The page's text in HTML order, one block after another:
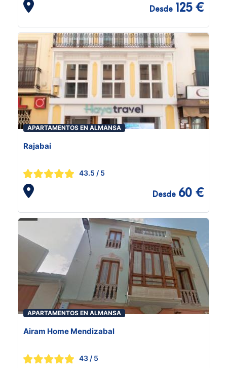
Desde 125 €
APARTAMENTOS EN ALMANSA
Rajabai
43.5 / 5
Desde 60 €
APARTAMENTOS EN ALMANSA
Airam Home Mendizabal
43 / 5